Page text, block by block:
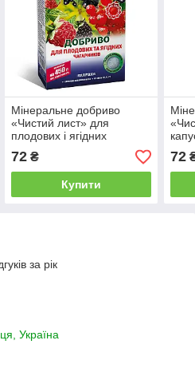
Мінеральне добриво
«Чистий лист» для
плодових і ягідних
чагарників 300 г
72₴
Купити
72
за рік
Україна